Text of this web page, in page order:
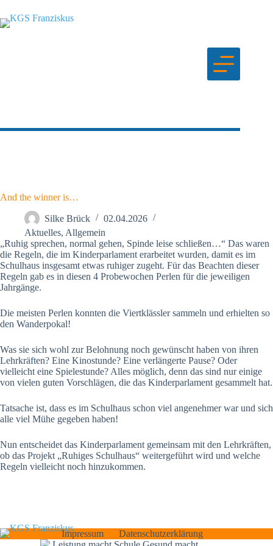
Inhalt
springen
And the winner is…
Silke Brück
02.04.2026
Aktuelles, Allgemein
„Ruhig sprechen, normal gehen, Spinde leise schließen…“ Das waren
die Regeln, die im Kinderparlament erarbeitet wurden, damit es im
Schulhaus insgesamt etwas ruhiger zugeht. Für das Beachten dieser
Regeln gab es in diesen 4 Probewochen Perlen für die jeweiligen
Jahrgänge.
Die meisten Perlen konnten die Viertklässler sammeln und erhielten so
den Wanderpokal!
Was sie sich wohl zur Belohnung noch gewünscht haben von ihren
Lehrkräften? Eine Kinostunde? Eine verlängerte Pause? Oder
vielleicht eine Spielestunde? Alles möglich, denn das sind nur einige
von vielen guten Vorschlägen, die das Kinderparlament gesammelt hat.
Tatsache ist, dass es im Schulhaus schon viel angenehmer war und sich
alle viel Mühe gegeben haben!
Nun entscheidet das Kinderparlament gemeinsam mit den Lehrkräften,
ob das Projekt „Ruhiges Schulhaus“ weitergeführt wird und welche
Regeln vielleicht noch hinzukommen.
Impressum Datenschutzerklärung